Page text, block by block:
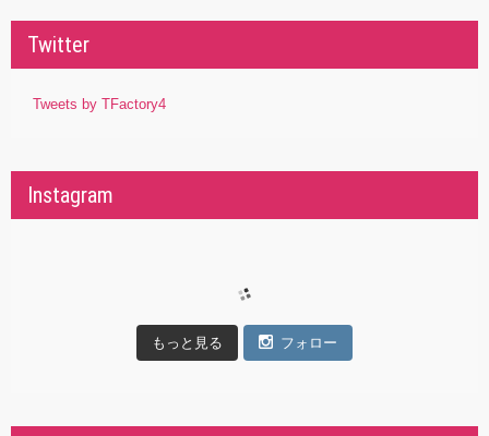
Twitter
Tweets by TFactory4
Instagram
もっと見る フォロー